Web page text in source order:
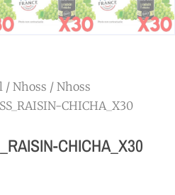
/ Nhoss / Nhoss
CHICHA_X30
CHICHA_X30